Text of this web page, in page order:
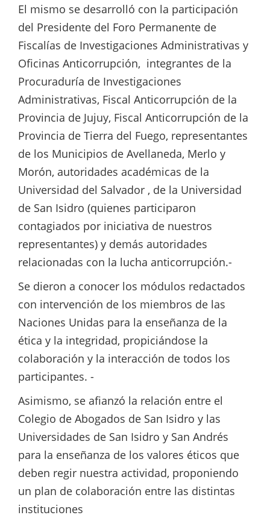
El mismo se desarrolló con la participación
del Presidente del Foro Permanente de
Fiscalías de Investigaciones Administrativas y
Oficinas Anticorrupción, integrantes de la
Procuraduría de Investigaciones
Administrativas, Fiscal Anticorrupción de la
Provincia de Jujuy, Fiscal Anticorrupción de la
Provincia de Tierra del Fuego, representantes
de los Municipios de Avellaneda, Merlo y
Morón, autoridades académicas de la
Universidad del Salvador , de la Universidad
de San Isidro (quienes participaron
contagiados por iniciativa de nuestros
representantes) y demás autoridades
relacionadas con la lucha anticorrupción.-
Se dieron a conocer los módulos redactados
con intervención de los miembros de las
Naciones Unidas para la enseñanza de la
ética y la integridad, propiciándose la
colaboración y la interacción de todos los
participantes. -
Asimismo, se afianzó la relación entre el
Colegio de Abogados de San Isidro y las
Universidades de San Isidro y San Andrés
para la enseñanza de los valores éticos que
deben regir nuestra actividad, proponiendo
un plan de colaboración entre las distintas
instituciones